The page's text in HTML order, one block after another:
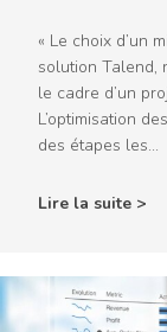
« Le choix d’un
solution Talend,
le cadre d’un
L’optimisation
des étapes les...
Lire la suite >